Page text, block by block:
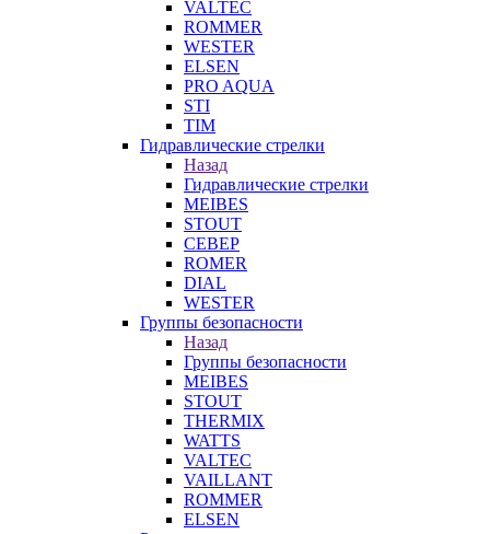
VALTEC
ROMMER
WESTER
ELSEN
PRO AQUA
STI
TIM
Гидравлические стрелки
Назад
Гидравлические стрелки
MEIBES
STOUT
СЕВЕР
ROMER
DIAL
WESTER
Группы безопасности
Назад
Группы безопасности
MEIBES
STOUT
THERMIX
WATTS
VALTEC
VAILLANT
ROMMER
ELSEN